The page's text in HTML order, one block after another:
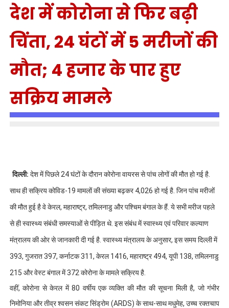
देश में कोरोना से फिर बढ़ी
चिंता, 24 घंटों में 5 मरीजों की
मौत; 4 हजार के पार हुए
सक्रिय मामले
दिल्ली: देश में पिछले 24 घंटों के दौरान कोरोना वायरस से पांच लोगों की मौत हो गई है.
साथ ही सक्रिय कोविड-19 मामलों की संख्या बढ़कर 4,026 हो गई है. जिन पांच मरीजों
की मौत हुई है वे केरल, महाराष्ट्र, तमिलनाडु और पश्चिम बंगाल के हैं. ये सभी मरीज पहले
से ही स्वास्थ्य संबंधी समस्याओं से पीड़ित थे. इस संबंध में स्वास्थ्य एवं परिवार कल्याण
मंत्रालय की ओर से जानकारी दी गई है. स्वास्थ्य मंत्रालय के अनुसार, इस समय दिल्ली में
393, गुजरात 397, कर्नाटक 311, केरल 1416, महाराष्ट्र 494, यूपी 138, तमिलनाडु
215 और वेस्ट बंगाल में 372 कोरोना के मामले सक्रिय है.
वहीं, कोरोना से केरल में 80 वर्षीय एक व्यक्ति की मौत की सूचना मिली है, जो गंभीर
निमोनिया और तीव्र श्वसन संकट सिंड्रोम (ARDS) के साथ-साथ मधुमेह, उच्च रक्तचाप